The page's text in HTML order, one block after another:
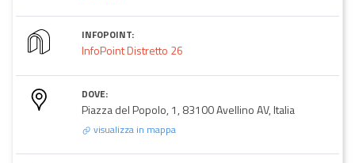
INFOPOINT:
InfoPoint Distretto 26
DOVE:
Piazza del Popolo, 1, 83100 Avellino AV, Italia
visualizza in mappa